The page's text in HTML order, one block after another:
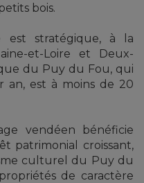
bois.
est stratégique, à la
et-Loire et Deux-
du Puy du Fou, qui
an, est à moins de 20
vendéen bénéficie
patrimonial croissant,
culturel du Puy du
de caractère